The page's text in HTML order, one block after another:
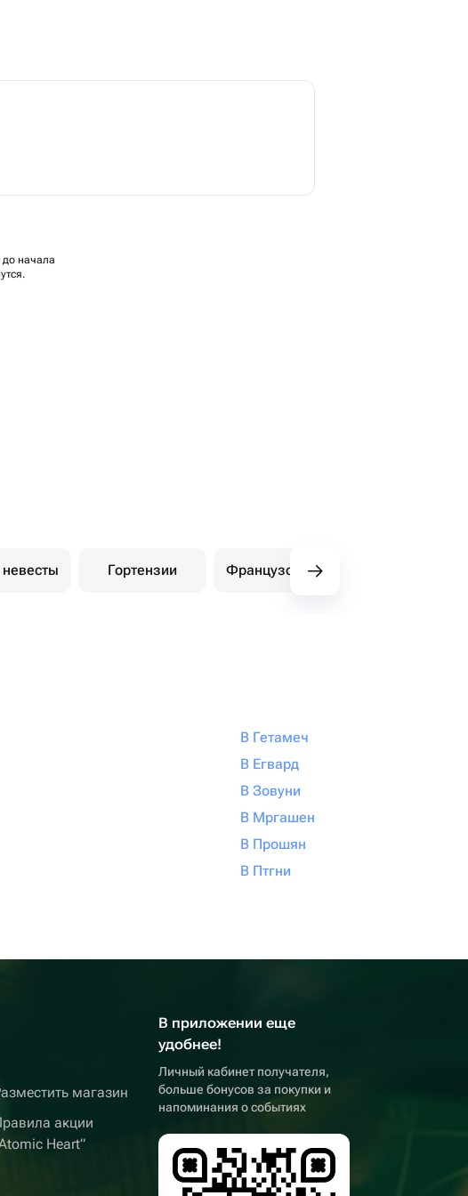
до начала
Гортензии Французские розы
В Гетамеч
В Егвард
В Зовуни
В Мргашен
В Прошян
В Птгни
магазин
акции
Heart”
В приложении еще
удобнее!
Личный кабинет получателя,
больше бонусов за покупки и
напоминания о событиях